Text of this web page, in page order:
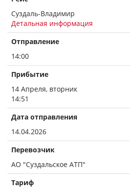
Суздаль-Владимир
Детальная информация
Отправление
14:00
Прибытие
14 Апреля, вторник
14:51
Дата отправления
14.04.2026
Перевозчик
АО "Суздальское АТП"
Тариф